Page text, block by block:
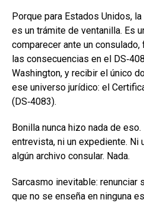
Porque para Estados Unidos,
es un trámite de ventanilla. Es
comparecer ante un consulado,
las consecuencias en el
Washington, y recibir el único
ese universo jurídico: el
(DS‑4083).
Bonilla nunca hizo nada de eso.
entrevista, ni un expediente. Ni
algún archivo consular. Nada.
Sarcasmo inevitable: renunciar
que no se enseña en ninguna